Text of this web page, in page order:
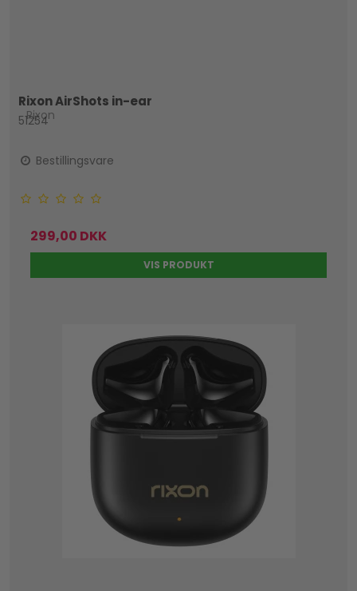
Rixon AirShots in-ear
Rixon
51254
Bestillingsvare
299,00 DKK
VIS PRODUKT